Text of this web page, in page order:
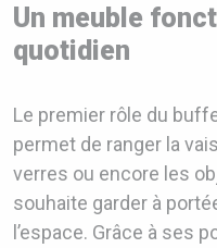
Un meuble
quotidien
Le premier rôle du
permet de ranger la
verres ou encore les
souhaite garder à
l’espace. Grâce à ses